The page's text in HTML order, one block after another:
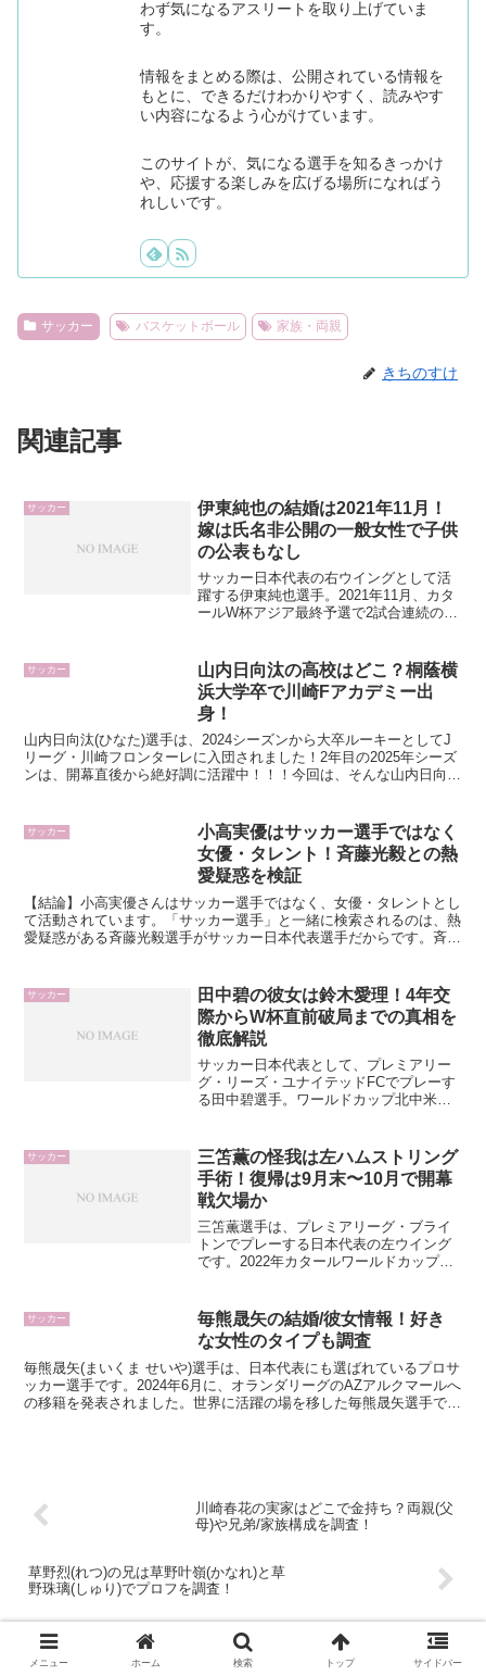
わず気になるアスリートを取り上げていま
す。
情報をまとめる際は、公開されている情報を
もとに、できるだけわかりやすく、読みやす
い内容になるよう心がけています。
このサイトが、気になる選手を知るきっかけ
や、応援する楽しみを広げる場所になればう
れしいです。
サッカー バスケットボール 家族・両親
きちのすけ
関連記事
サッカー
伊東純也の結婚は2021年11月！
嫁は氏名非公開の一般女性で子供
の公表もなし
サッカー日本代表の右ウイングとして活
躍する伊東純也選手。2021年11月、カタ
ールW杯アジア最終予選で2試合連続の決
が、それから約5年が経った2026年7月に
「ZI...
サッカー
山内日向汰の高校はどこ？桐蔭横
浜大学卒で川崎Fアカデミー出
身！
山内日向汰(ひなた)選手は、2024シーズンから大卒ルーキーとしてJ
リーグ・川崎フロンターレに入団されました！2年目の2025年シーズ
ンは、開幕直後から絶好調に活躍中！！！今回は、そんな山内日向汰
サッカー
小高実優はサッカー選手ではなく
女優・タレント！斉藤光毅との熱
愛疑惑を検証
【結論】小高実優さんはサッカー選手ではなく、女優・タレントとし
て活動されています。「サッカー選手」と一緒に検索されるのは、熱
愛疑惑がある斉藤光毅選手がサッカー日本代表選手だからです。斉藤
サッカー
田中碧の彼女は鈴木愛理！4年交
際からW杯直前破局までの真相を
徹底解説
サッカー日本代表として、プレミアリー
グ・リーズ・ユナイテッドFCでプレーす
る田中碧選手。ワールドカップ北中米大
中選手のプライベートで話題になってい
るのが「彼女」の存在で...
サッカー
三笘薫の怪我は左ハムストリング
手術！復帰は9月末〜10月で開幕
戦欠場か
三笘薫選手は、プレミアリーグ・ブライ
トンでプレーする日本代表の左ウイング
です。2022年カタールワールドカップの
三笘選手が、2026年5月に負った左ハムス
トリングの負...
サッカー
毎熊晟矢の結婚/彼女情報！好き
な女性のタイプも調査
毎熊晟矢(まいくま せいや)選手は、日本代表にも選ばれているプロサ
ッカー選手です。2024年6月に、オランダリーグのAZアルクマールへ
の移籍を発表されました。世界に活躍の場を移した毎熊晟矢選手です
川崎春花の実家はどこで金持ち？両親(父
母)や兄弟/家族構成を調査！
草野烈(れつ)の兄は草野叶嶺(かなれ)と草
野珠璃(しゅり)でプロフを調査！
コメント
メニュー ホーム 検索 トップ サイドバー